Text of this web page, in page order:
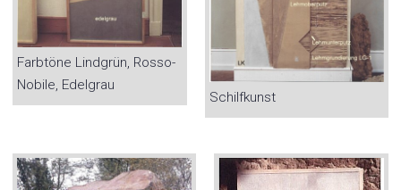
Farbtöne Lindgrün, Rosso-
Nobile, Edelgrau
Schilfkunst